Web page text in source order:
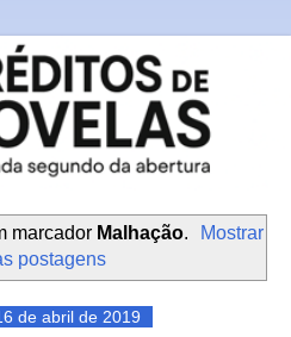
marcador Malhação.
Mostrar
postagens
de abril de 2019